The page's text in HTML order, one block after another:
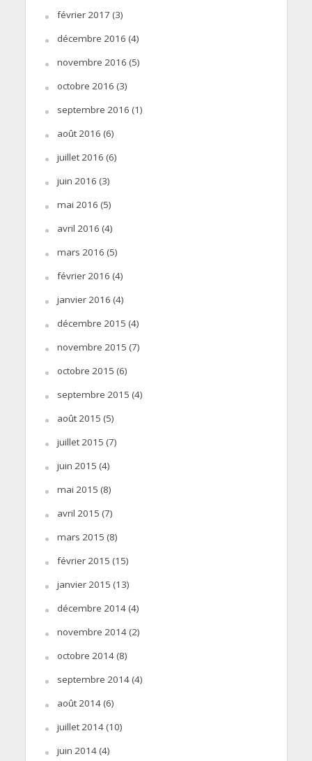
février 2017 (3)
décembre 2016 (4)
novembre 2016 (5)
octobre 2016 (3)
septembre 2016 (1)
août 2016 (6)
juillet 2016 (6)
juin 2016 (3)
mai 2016 (5)
avril 2016 (4)
mars 2016 (5)
février 2016 (4)
janvier 2016 (4)
décembre 2015 (4)
novembre 2015 (7)
octobre 2015 (6)
septembre 2015 (4)
août 2015 (5)
juillet 2015 (7)
juin 2015 (4)
mai 2015 (8)
avril 2015 (7)
mars 2015 (8)
février 2015 (15)
janvier 2015 (13)
décembre 2014(4)
novembre 2014(2)
octobre 2014(8)
septembre 2014(4)
août 2014(6)
juillet 2014(10)
juin 2014(4)